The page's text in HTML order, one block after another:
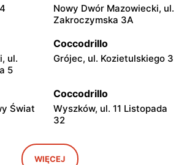
Nowy Dwór Mazowiecki, ul.
Zakroczymska 3A
ul.
5
Coccodrillo
Grójec, ul. Kozietulskiego 3
Świat
Coccodrillo
Wyszków, ul. 11 Listopada
32
7
Coccodrillo
Garwolin, ul. Kościuszki 22C
WIĘCEJ